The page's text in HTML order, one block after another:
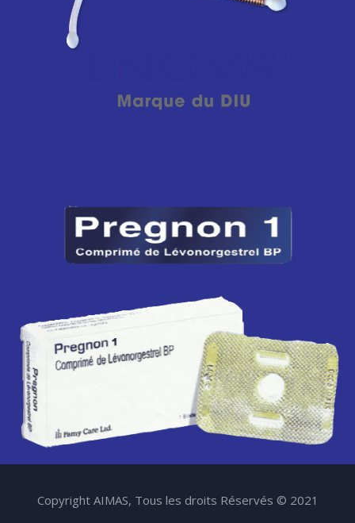
Copyright AIMAS, Tous les droits Réservés © 2021